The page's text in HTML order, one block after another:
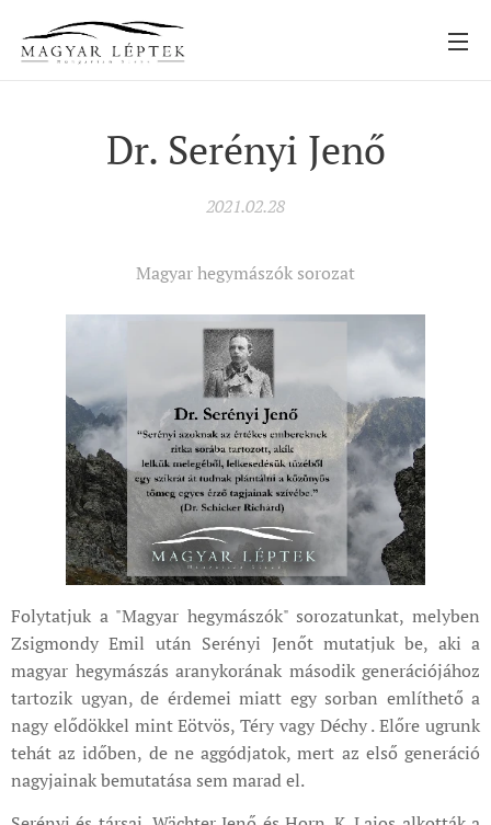
Dr. Serényi Jenő
2021.02.28
Magyar hegymászók sorozat
Folytatjuk a "Magyar hegymászók" sorozatunkat, melyben
Zsigmondy Emil után Serényi Jenőt mutatjuk be, aki a
magyar hegymászás aranykorának második generációjához
tartozik ugyan, de érdemei miatt egy sorban említhető a
nagy elődökkel mint Eötvös, Téry vagy Déchy . Előre ugrunk
tehát az időben, de ne aggódjatok, mert az első generáció
nagyjainak bemutatása sem marad el.